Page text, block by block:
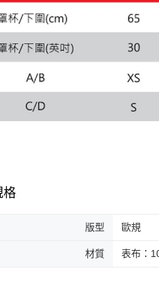
格
版型 歐規
材質 表布：